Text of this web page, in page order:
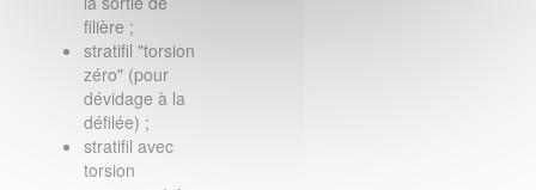
filière ;
stratifil "torsion
zéro" (pour
dévidage à la
défilée) ;
stratifil avec
torsion